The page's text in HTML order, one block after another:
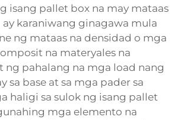
isang pallet box na may mataas
ay karaniwang ginagawa mula
ng mataas na densidad o mga
na materyales na
ng pahalang na mga load nang
sa base at sa mga pader sa
haligi sa sulok ng isang pallet
mga elemento na